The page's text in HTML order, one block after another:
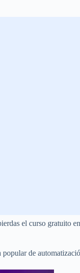
el curso gratuito
de